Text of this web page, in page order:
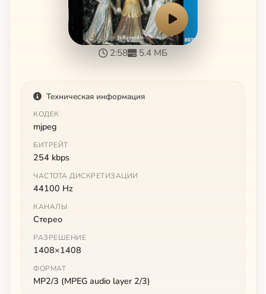
2:58 5.4 МБ
Техническая информация
КОДЕК
mjpeg
БИТРЕЙТ
254 kbps
ЧАСТОТА ДИСКРЕТИЗАЦИИ
44100 Hz
КАНАЛЫ
Стерео
РАЗРЕШЕНИЕ
1408×1408
ФОРМАТ
MP2/3 (MPEG audio layer 2/3)